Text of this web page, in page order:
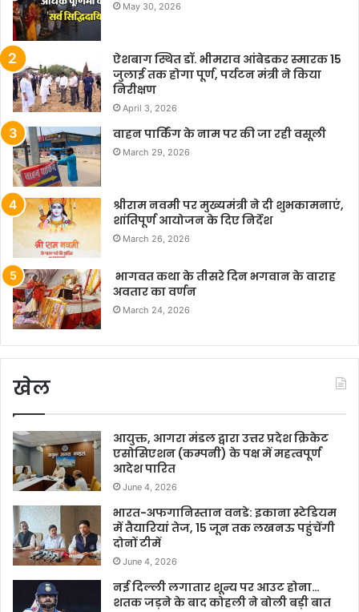
May 30, 2026
ऐशबाग स्थित डॉ. भीमराव आंबेडकर स्मारक 15
जुलाई तक होगा पूर्ण, पर्यटन मंत्री ने किया
निरीक्षण
April 3, 2026
वाहन पार्किंग के नाम पर की जा रही वसूली
March 29, 2026
श्रीराम नवमी पर मुख्यमंत्री ने दी शुभकामनाएं,
शांतिपूर्ण आयोजन के दिए निर्देश
March 26, 2026
भागवत कथा के तीसरे दिन भगवान के वाराह
अवतार का वर्णन
March 24, 2026
खेल
आयुक्त, आगरा मंडल द्वारा उत्तर प्रदेश क्रिकेट
एसोसिएशन (कम्पनी) के पक्ष में महत्वपूर्ण
आदेश पारित
June 4, 2026
भारत-अफगानिस्तान वनडे: इकाना स्टेडियम
में तैयारियां तेज, 15 जून तक लखनऊ पहुंचेंगी
दोनों टीमें
June 4, 2026
नई दिल्ली लगातार शून्य पर आउट होना…
शतक जड़ने के बाद कोहली ने बोली बड़ी बात